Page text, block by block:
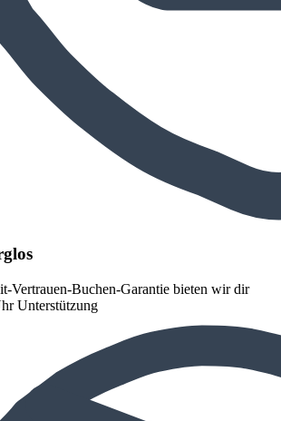
Vertrauen-Buchen-Garantie bieten wir dir
Unterstützung